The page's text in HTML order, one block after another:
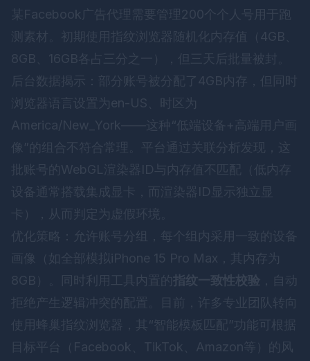
某Facebook广告代理需要管理200个个人号用于跑
测素材。初期使用指纹浏览器随机化内存值（4GB、
8GB、16GB各占三分之一），但三天后批量被封。
后台数据揭示：部分账号被分配了4GB内存，但同时
浏览器语言设置为en-US、时区为
America/New_York——这种“低端设备+高端用户画
像”的组合不符合常理。平台通过关联分析发现，这
批账号的WebGL渲染器ID与内存值不匹配（低内存
设备通常搭载集成显卡，而渲染器ID显示独立显
卡），从而判定为虚假环境。
优化策略：允许账号分组，每个组内采用一致的设备
画像（如全部模拟iPhone 15 Pro Max，其内存为
8GB）。同时利用工具内置的 指纹一致性校验 ，自动
拒绝产生逻辑冲突的配置。目前，许多专业团队转向
使用
蜂巢指纹浏览器 ，其“智能模板匹配”功能可根据
目标平台（Facebook、TikTok、Amazon等）的风